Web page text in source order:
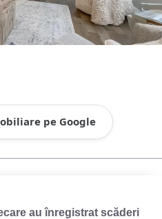
pe Google
au înregistrat scăderi